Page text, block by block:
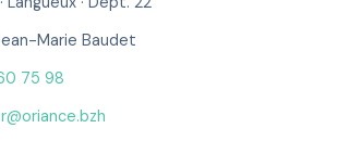
Marie Baudet
75 98